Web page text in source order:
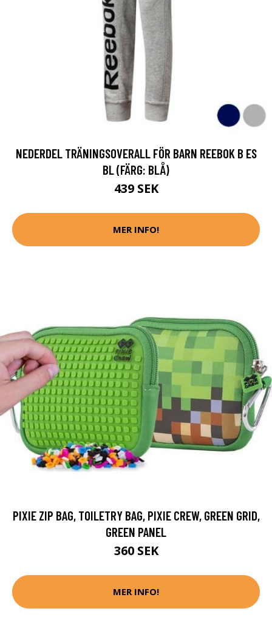
NEDERDEL TRÄNINGSOVERALL FÖR BARN REEBOK B ES
BL (FÄRG: BLÅ)
439 SEK
MER INFO!
PIXIE ZIP BAG, TOILETRY BAG, PIXIE CREW, GREEN GRID,
GREEN PANEL
360 SEK
MER INFO!